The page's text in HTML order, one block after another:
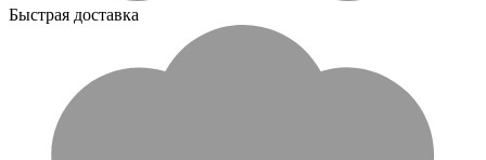
Быстрая доставка